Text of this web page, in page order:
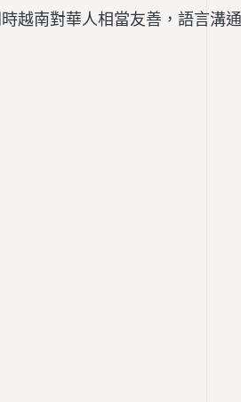
越南對華人相當友善，語言溝